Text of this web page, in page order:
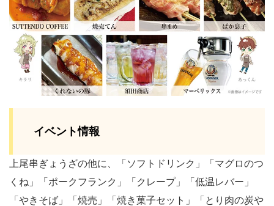
イベント情報
上尾串ぎょうざの他に、「ソフトドリンク」「マグロのつ
くね」「ポークフランク」「クレープ」「低温レバー」
「やきそば」「焼売」「焼き菓子セット」「とり肉の炭や